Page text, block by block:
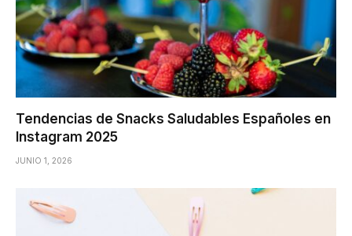
Tendencias de Snacks Saludables Españoles en
Instagram 2025
JUNIO 1, 2026